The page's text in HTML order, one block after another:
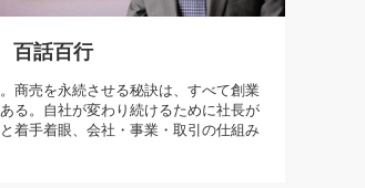
ール術(100)
学ぶ心理学(98)
物の温泉"』(157)
百話百行
商売を永続させる秘訣は、すべて創業
る。自社が変わり続けるために社長が
着手着眼、会社・事業・取引の仕組み